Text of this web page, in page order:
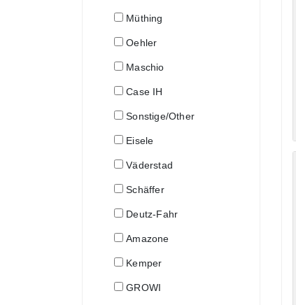
Müthing
Oehler
Maschio
Case IH
Sonstige/Other
Eisele
Väderstad
Schäffer
Deutz-Fahr
Amazone
Kemper
GROWI